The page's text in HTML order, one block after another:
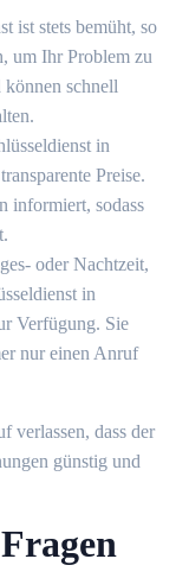
ist stets bemüht, so
um Ihr Problem zu
schnell
in
Preise.​
informiert, sodass
oder Nachtzeit,
in
Verfügung.​ Sie
nur einen Anruf
verlassen, dass der
günstig und